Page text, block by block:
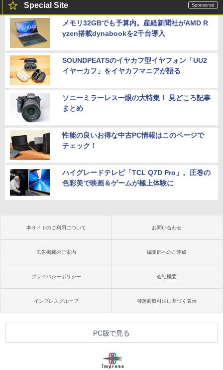
Special Site
メモリ32GBでも予算内。産経新聞社がAMD R
yzen搭載dynabookを2千台導入
SOUNDPEATSのイヤカフ型イヤフォン「UU2
イヤーカフ」をイヤカフマニアが語る
ソニーミラーレス一眼の大特集！ 見どころ記事
まとめ
性能の良いお得な中古PC情報はこのページで
チェック！
ハイグレードテレビ「TCL Q7D Pro」。圧巻の
色彩美で映画＆ゲームが極上体験に
本サイトのご利用について お問い合わせ
広告掲載のご案内 編集部へのご連絡
プライバシーポリシー 会社概要
インプレスグループ 特定商取引法に基づく表示
PC版で見る